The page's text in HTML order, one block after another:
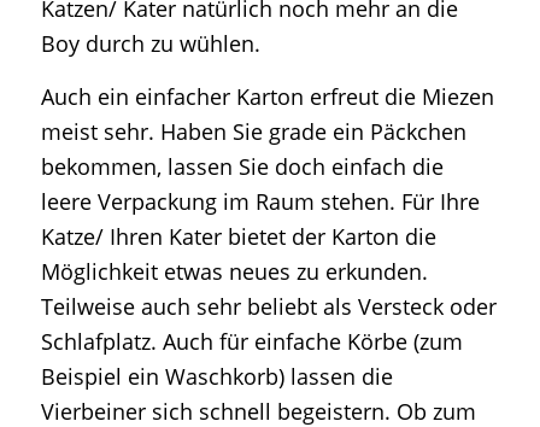
Katzen/ Kater natürlich noch mehr an die
Boy durch zu wühlen.
Auch ein einfacher Karton erfreut die Miezen
meist sehr. Haben Sie grade ein Päckchen
bekommen, lassen Sie doch einfach die
leere Verpackung im Raum stehen. Für Ihre
Katze/ Ihren Kater bietet der Karton die
Möglichkeit etwas neues zu erkunden.
Teilweise auch sehr beliebt als Versteck oder
Schlafplatz. Auch für einfache Körbe (zum
Beispiel ein Waschkorb) lassen die
Vierbeiner sich schnell begeistern. Ob zum